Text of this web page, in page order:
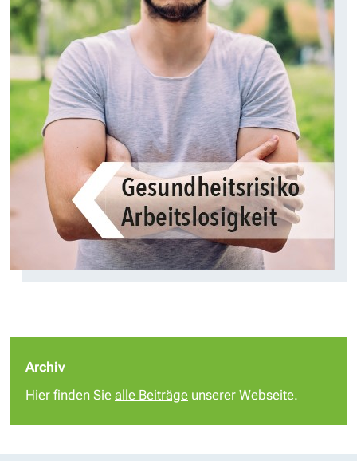
Archiv
Hier finden Sie alle Beiträge unserer Webseite.